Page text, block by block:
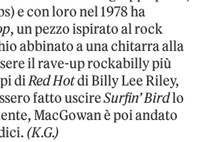
e con loro nel 1978 ha
, un pezzo ispirato al rock
abbinato a una chitarra alla
il rave-up rockabilly più
diRed Hotdi Billy Lee Riley,
fatto uscireSurfin’ Birdlo
MacGowan è poi andato
(K.G.)